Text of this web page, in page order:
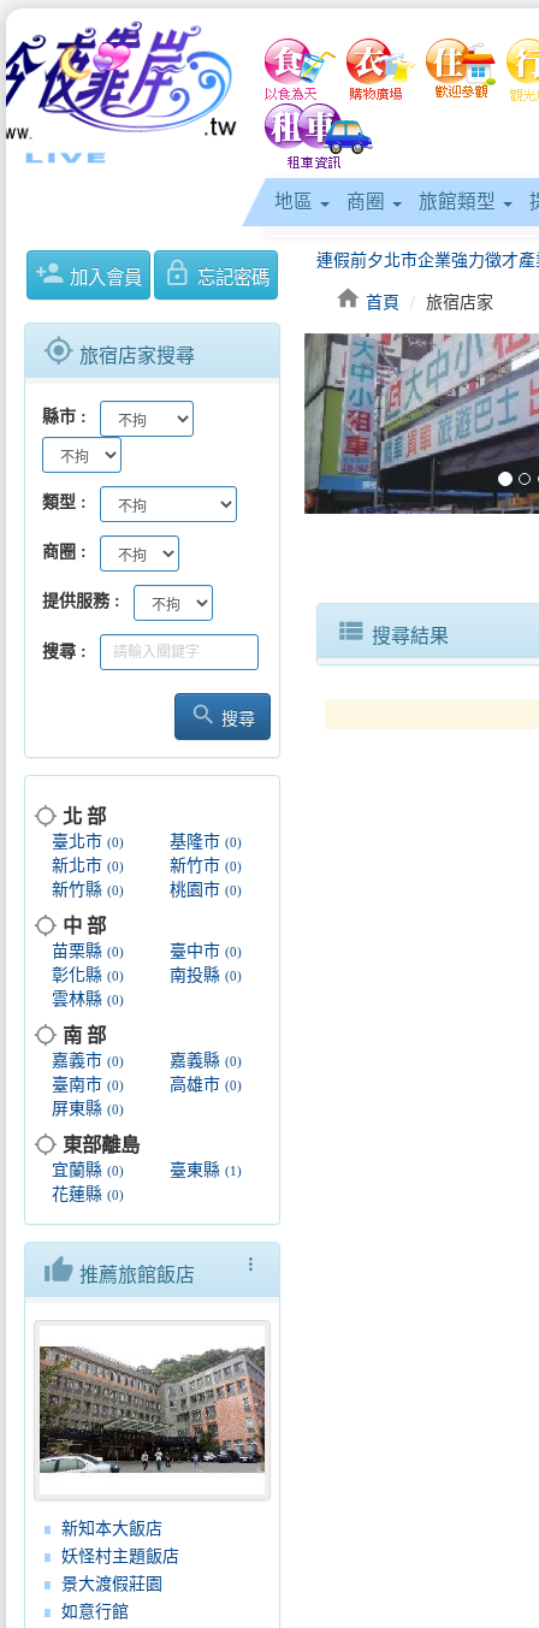
地區 商圈 旅館類型
person_add 加入會員 lock_outline 忘記密碼
gps_fixed 旅宿店家搜尋
縣市
類型
商圈
提供服務
搜尋
search 搜尋
location_searching 北 部
臺北市 (0) 基隆市(0)
新北市 (0) 新竹市(0)
新竹縣 (0) 桃園市(0)
location_searching 中 部
苗栗縣 (0) 臺中市(0)
彰化縣 (0) 南投縣(0)
雲林縣 (0)
location_searching 南 部
嘉義市 (0) 嘉義縣(0)
臺南市 (0) 高雄市(0)
屏東縣 (0)
location_searching 東部離島
宜蘭縣 (0) 臺東縣(1)
花蓮縣 (0)
more_vert
thumb_up 推薦旅館飯店
新知本大飯店
妖怪村主題飯店
景大渡假莊園
如意行館
home 首頁 旅宿店家
keyboard_arrow_left
view_list 搜尋結果